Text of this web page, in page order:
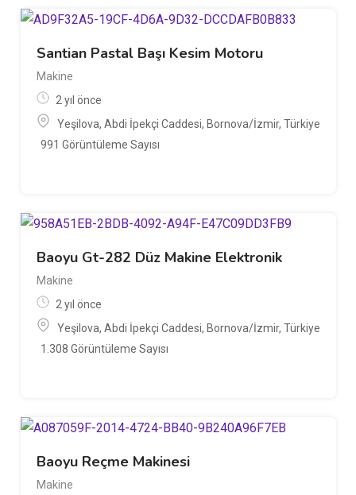
Santian Pastal Başı Kesim Motoru
Makine
2 yıl önce
Yeşilova, Abdi İpekçi Caddesi, Bornova/İzmir, Türkiye
991 Görüntüleme Sayısı
Baoyu Gt-282 Düz Makine Elektronik
Makine
2 yıl önce
Yeşilova, Abdi İpekçi Caddesi, Bornova/İzmir, Türkiye
1.308 Görüntüleme Sayısı
Baoyu Reçme Makinesi
Makine